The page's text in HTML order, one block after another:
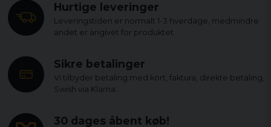
Hurtige leveringer
Leveringstiden er normalt 1-3 hverdage, medmindre
andet er angivet for produktet.
Sikre betalinger
Vi tilbyder betaling med kort, faktura, direkte betaling,
Swish via Klarna.
30 dages åbent køb!